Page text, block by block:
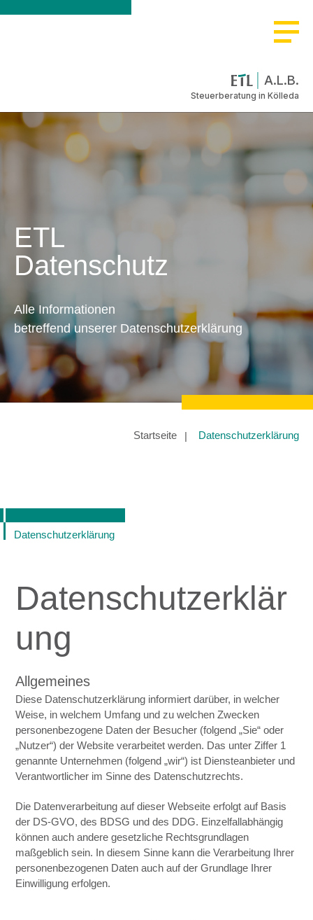
A.L.B.
Steuerberatung in Kölleda
ETL
Datenschutz
Alle Informationen
betreffend unserer Datenschutzerklärung
Startseite Datenschutzerklärung
Datenschutzerklärung
Datenschutzerklär
ung
Allgemeines
Diese Datenschutzerklärung informiert darüber, in welcher
Weise, in welchem Umfang und zu welchen Zwecken
personenbezogene Daten der Besucher (folgend „Sie“ oder
„Nutzer“) der Website verarbeitet werden. Das unter Ziffer 1
genannte Unternehmen (folgend „wir“) ist Diensteanbieter und
Verantwortlicher im Sinne des Datenschutzrechts.
Die Datenverarbeitung auf dieser Webseite erfolgt auf Basis
der DS-GVO, des BDSG und des DDG. Einzelfallabhängig
können auch andere gesetzliche Rechtsgrundlagen
maßgeblich sein. In diesem Sinne kann die Verarbeitung Ihrer
personenbezogenen Daten auch auf der Grundlage Ihrer
Einwilligung erfolgen.